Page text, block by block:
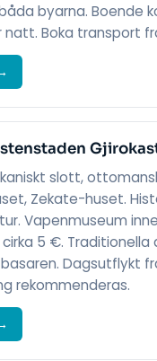
byarna. Boende
natt. Boka transport
slott,
Zekate-huset.
Vapenmuseum
5 €. Traditionella
Dagsutflykt
rekommenderas.